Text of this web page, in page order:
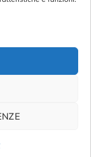
s.r.l.